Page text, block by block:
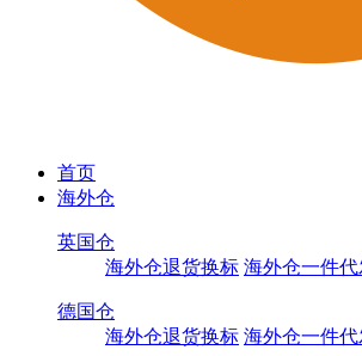
首页
海外仓
英国仓
海外仓退货换标 海外仓一件代
德国仓
海外仓退货换标 海外仓一件代